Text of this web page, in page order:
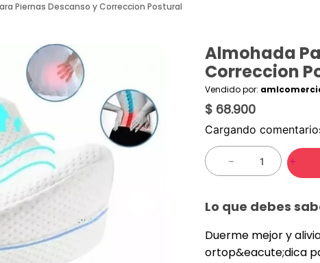
Piernas Descanso y Correccion Postural
Almohada
Correccion
Vendido por:
$ 68.900
Cargando
＋
－
Lo que debes
Duerme mejor y
ortop&eacute;dica